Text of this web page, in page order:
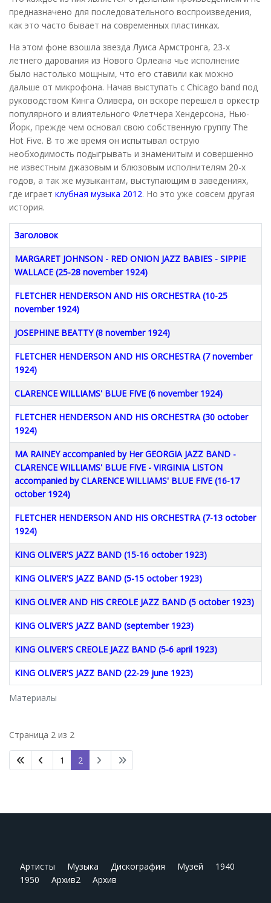
предназначено для последовательного воспроизведения,
как это часто бывает на современных пластинках.
На этом фоне взошла звезда Луиса Армстронга, 23-х
летнего дарования из Нового Орлеана чье исполнение
было настолько мощным, что его ставили как можно
дальше от микрофона. Начав выступать с Chicago band под
руководством Кинга Оливера, он вскоре перешел в оркестр
популярного и влиятельного Флетчера Хендерсона, Нью-
Йорк, прежде чем основал свою собственную группу The
Hot Five. В то же время он испытывал острую
необходимость подыгрывать и знаменитым и совершенно
не известным джазовым и блюзовым исполнителям 20-х
годов, а так же музыкантам, выступающим в заведениях,
где играет клубная музыка 2012. Но это уже совсем другая
история.
Материалы
Заголовок
MARGARET JOHNSON - RED ONION JAZZ BABIES - SIPPIE
WALLACE (25-28 november 1924)
FLETCHER HENDERSON AND HIS ORCHESTRA (10-25
november 1924)
JOSEPHINE BEATTY (8 november 1924)
FLETCHER HENDERSON AND HIS ORCHESTRA (7 november
1924)
CLARENCE WILLIAMS' BLUE FIVE (6 november 1924)
FLETCHER HENDERSON AND HIS ORCHESTRA (30 october
1924)
MA RAINEY accompanied by Her GEORGIA JAZZ BAND -
CLARENCE WILLIAMS' BLUE FIVE - VIRGINIA LISTON
accompanied by CLARENCE WILLIAMS' BLUE FIVE (16-17
october 1924)
FLETCHER HENDERSON AND HIS ORCHESTRA (7-13 october
1924)
KING OLIVER'S JAZZ BAND (15-16 october 1923)
KING OLIVER'S JAZZ BAND (5-15 october 1923)
KING OLIVER AND HIS CREOLE JAZZ BAND (5 october 1923)
KING OLIVER'S JAZZ BAND (september 1923)
KING OLIVER'S CREOLE JAZZ BAND (5-6 april 1923)
KING OLIVER'S JAZZ BAND (22-29 june 1923)
Страница 2 из 2
1 2
Артисты Музыка Дискография Музей
1940
1950
Архив2 Архив